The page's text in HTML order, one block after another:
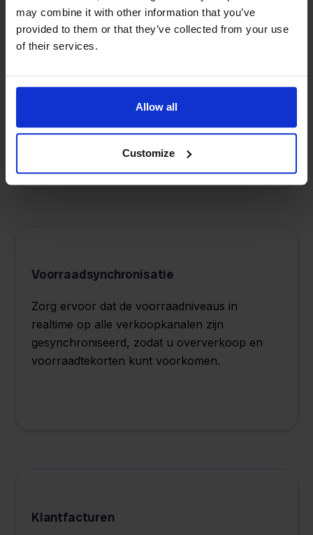
may combine it with other information that you’ve
provided to them or that they’ve collected from your use
of their services.
Allow all
Customize
BTW-naleving
Verzamel en bewaar automatisch btw-
Voorraadsynchronisatie
Zorg ervoor dat de voorraadniveaus in
realtime op alle verkoopkanalen zijn
gesynchroniseerd, zodat u oververkoop en
voorraadtekorten kunt voorkomen.
Klantfacturen